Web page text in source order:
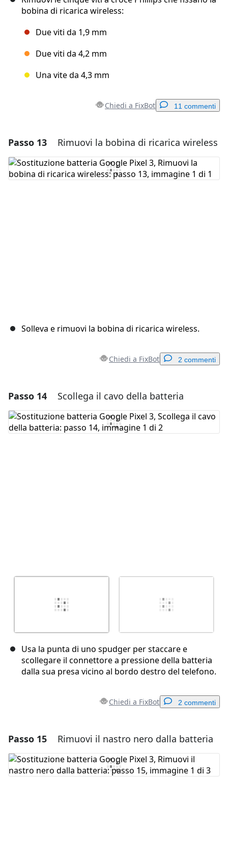
bobina di ricarica wireless:
Due viti da 1,9 mm
Due viti da 4,2 mm
Una vite da 4,3 mm
Chiedi a FixBot 11 commenti
Aggiungi un commento
Aggiungi Commento
Passo 13 Rimuovi la bobina di ricarica wireless
Solleva e rimuovi la bobina di ricarica wireless.
Chiedi a FixBot 2 commenti
Aggiungi un commento
Aggiungi Commento
Passo 14 Scollega il cavo della batteria
Usa la punta di uno spudger per staccare e
scollegare il connettore a pressione della batteria
dalla sua presa vicino al bordo destro del telefono.
Chiedi a FixBot 2 commenti
Aggiungi un commento
Aggiungi Commento
Passo 15 Rimuovi il nastro nero dalla batteria